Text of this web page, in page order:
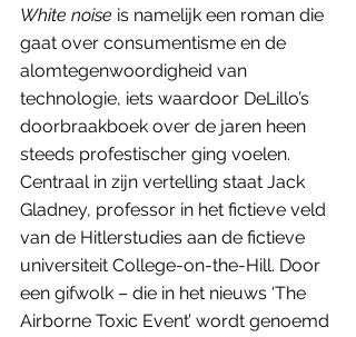
White noise is namelijk een roman die
gaat over consumentisme en de
alomtegenwoordigheid van
technologie, iets waardoor DeLillo’s
doorbraakboek over de jaren heen
steeds profestischer ging voelen.
Centraal in zijn vertelling staat Jack
Gladney, professor in het fictieve veld
van de Hitlerstudies aan de fictieve
universiteit College-on-the-Hill. Door
een gifwolk – die in het nieuws ‘The
Airborne Toxic Event’ wordt genoemd